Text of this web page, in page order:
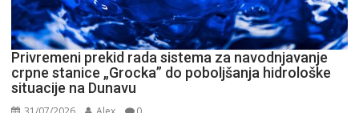
Privremeni prekid rada sistema za navodnjavanje
crpne stanice „Grocka” do poboljšanja hidrološke
situacije na Dunavu